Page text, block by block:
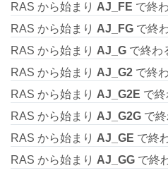
RAS から始まり AJ_FE で終
RAS から始まり AJ_FG で終
RAS から始まり AJ_G で終わ
RAS から始まり AJ_G2 で終
RAS から始まり AJ_G2E で
RAS から始まり AJ_G2G で
RAS から始まり AJ_GE で終
RAS から始まり AJ_GG で終